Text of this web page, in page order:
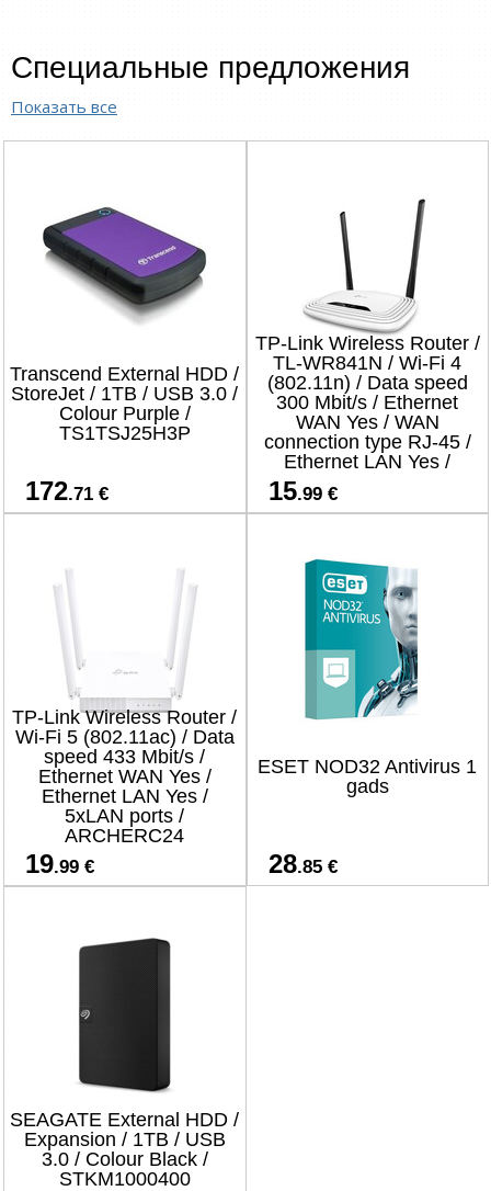
Специальные предложения
Показать все
Transcend External HDD /
StoreJet / 1TB / USB 3.0 /
Colour Purple /
TS1TSJ25H3P
172.71 €
TP-Link Wireless Router /
TL-WR841N / Wi-Fi 4
(802.11n) / Data speed
300 Mbit/s / Ethernet
WAN Yes / WAN
connection type RJ-45 /
Ethernet LAN Yes /
4xLAN ports
15.99 €
TP-Link Wireless Router /
Wi-Fi 5 (802.11ac) / Data
speed 433 Mbit/s /
Ethernet WAN Yes /
Ethernet LAN Yes /
5xLAN ports /
ARCHERC24
19.99 €
ESET NOD32 Antivirus 1
gads
28.85 €
SEAGATE External HDD /
Expansion / 1TB / USB
3.0 / Colour Black /
STKM1000400